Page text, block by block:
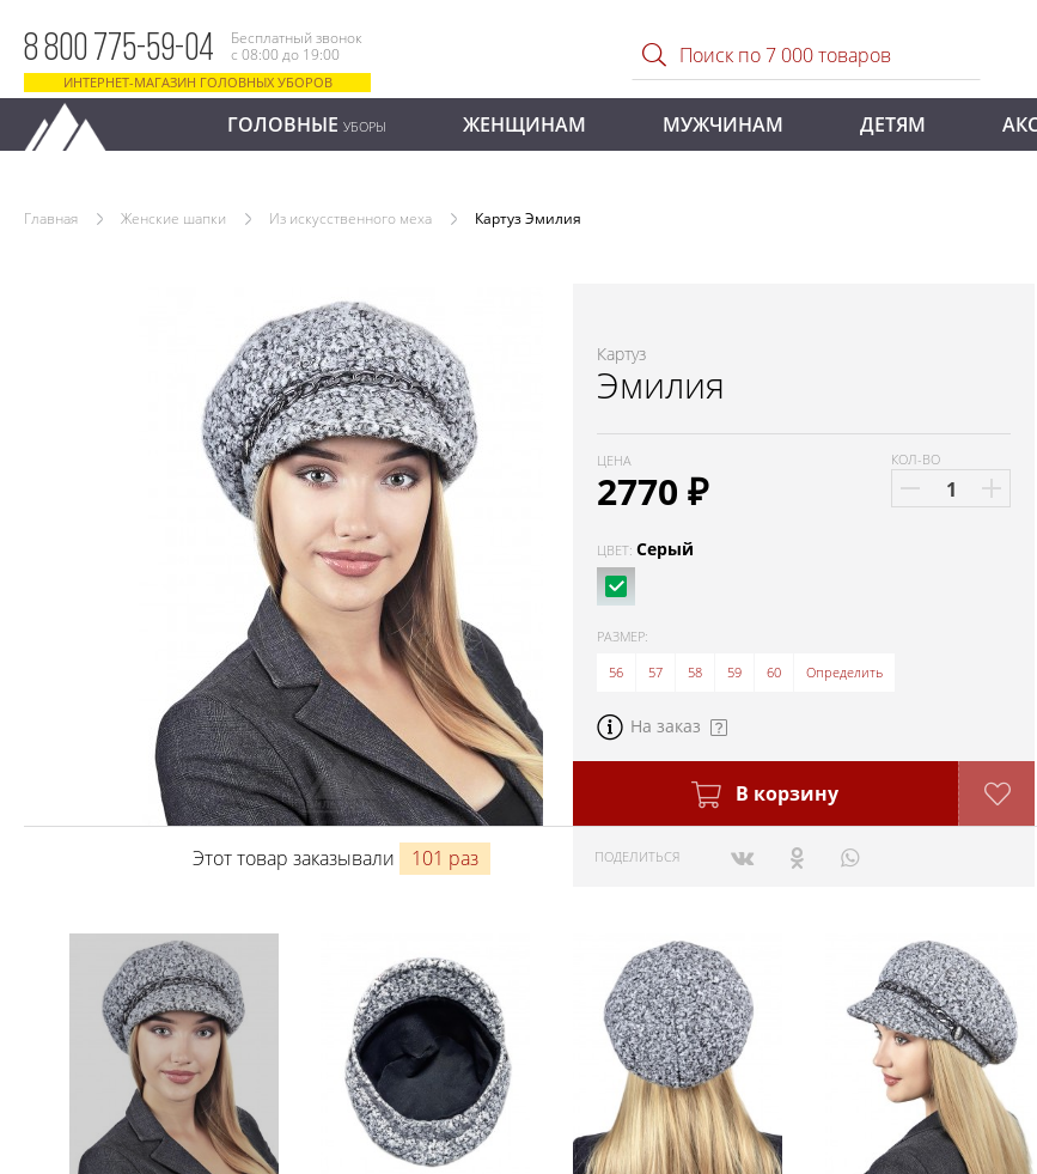
8 800 775-59-04
Бесплатный звонок
с 08:00 до 19:00
ИНТЕРНЕТ-МАГАЗИН ГОЛОВНЫХ УБОРОВ
ГОЛОВНЫЕ УБОРЫ ЖЕНЩИНАМ МУЖЧИНАМ ДЕТЯМ
Главная Женские шапки Из искусственного меха Картуз Эмилия
Картуз
Эмилия
ЦЕНА
2770 ₽
КОЛ-ВО
ЦВЕТ: Серый
РАЗМЕР:
56
57 58 59 60 Определить
На заказ
В корзину
ПОДЕЛИТЬСЯ
Этот товар заказывали 101 раз